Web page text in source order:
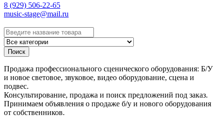
8 (929) 506-22-65
music-stage@mail.ru
Поиск
Продажа профессионального сценического оборудования: Б/У
и новое световое, звуковое, видео оборудование, сцена и
подвес.
Консультирование, продажа и поиск предложений под заказ.
Принимаем объявления о продаже б/у и нового оборудования
от собственников.